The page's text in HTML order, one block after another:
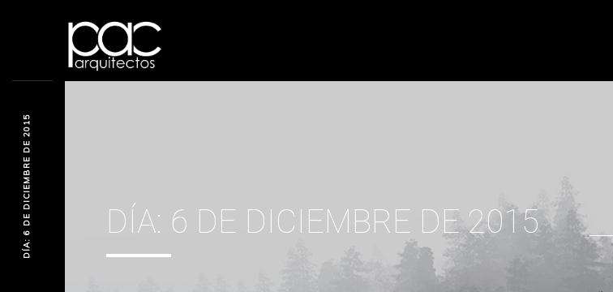
DÍA: 6 DE DICIEMBRE DE 2015
DÍA: 6 DE DICIEMBRE DE 2015